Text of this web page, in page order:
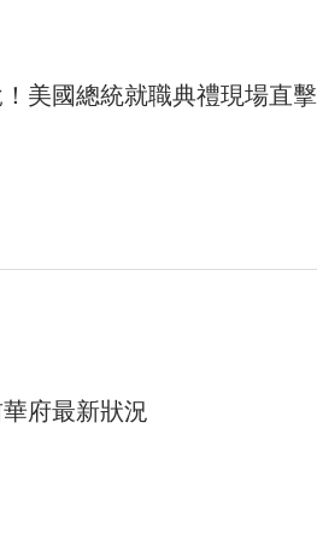
美國總統就職典禮現場直擊
府最新狀況